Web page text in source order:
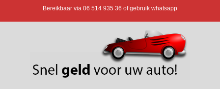
Bereikbaar via 06 514 935 36 of gebruik whatsapp